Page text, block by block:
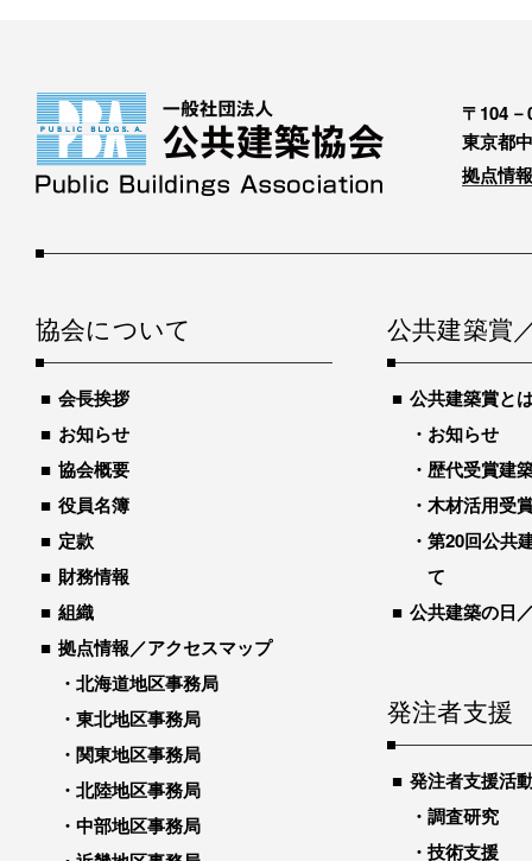
〒104－
東京都
拠点情
協会について
会長挨拶
お知らせ
協会概要
役員名簿
定款
財務情報
組織
拠点情報／アクセスマップ
北海道地区事務局
東北地区事務局
関東地区事務局
北陸地区事務局
中部地区事務局
公共建築賞
公共建築賞と
お知らせ
歴代受賞建
木材活用受
第20回公共
て
公共建築の日
発注者支援
発注者支援活
調査研究
技術支援